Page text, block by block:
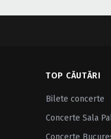
TOP CĂUTĂRI
Bilete concerte
Concerte Sala
Concerte